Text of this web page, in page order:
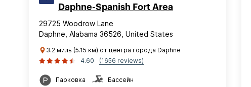
Daphne-Spanish Fort Area
29725 Woodrow Lane
Daphne, Alabama 36526, United States
3.2 миль (5.15 км) от центра города Daphne
4.60
(1656 reviews)
Парковка Бассейн